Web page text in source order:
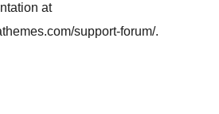
at
support-forum/.